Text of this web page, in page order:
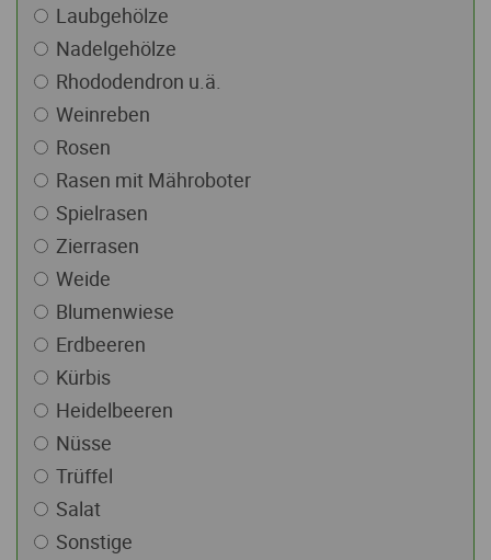
Laubgehölze
Nadelgehölze
Rhododendron u.ä.
Weinreben
Rosen
Rasen mit Mähroboter
Spielrasen
Zierrasen
Weide
Blumenwiese
Erdbeeren
Kürbis
Heidelbeeren
Nüsse
Trüffel
Salat
Sonstige